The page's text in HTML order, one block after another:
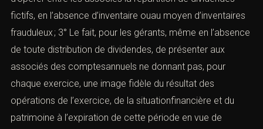
(Détournement et malversation)
dans(article 241-3du Code de commerce) :
1° Le fait, pour toute personne, de faire attribuer
frauduleusement à un apport en nature une évaluation
supérieureà sa valeur réelle ; 2° Le fait, pour les gérants,
Nom *
Email *